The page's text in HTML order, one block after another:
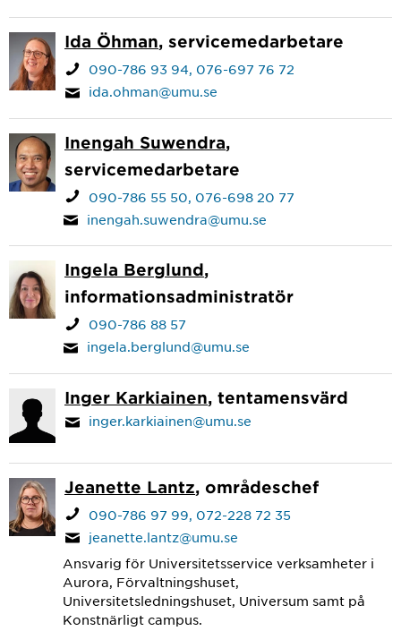
Ida Öhman, servicemedarbetare
090-786 93 94 076-697 76 72
ida.ohman@umu.se
Inengah Suwendra,
servicemedarbetare
090-786 55 50 076-698 20 77
inengah.suwendra@umu.se
Ingela Berglund,
informationsadministratör
090-786 88 57
ingela.berglund@umu.se
Inger Karkiainen, tentamensvärd
inger.karkiainen@umu.se
Jeanette Lantz, områdeschef
090-786 97 99 072-228 72 35
jeanette.lantz@umu.se
Ansvarig för Universitetsservice verksamheter i
Aurora, Förvaltningshuset​,
Universitetsledningshuset, Universum samt på
Konstnärligt campus.